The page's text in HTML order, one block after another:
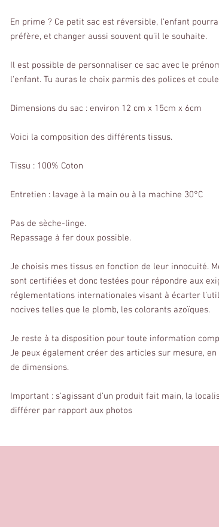
En prime ? Ce petit sac est réversible, l'enfant
préfère, et changer aussi souvent qu'il le souhaite.
Il est possible de personnaliser ce sac avec le
l'enfant. Tu auras le choix parmis des polices et
Dimensions du sac : environ 12 cm x 15cm x 6cm
Voici la composition des différents tissus.
Tissu : 100% Coton
Entretien : lavage à la main ou à la machine 30°C
Pas de sèche-linge.
Repassage à fer doux possible.
Je choisis mes tissus en fonction de leur innocuité.
sont certifiées et donc testées pour répondre aux
réglementations internationales visant à écarter
nocives telles que le plomb, les colorants azoïques.
Je reste à ta disposition pour toute information
Je peux également créer des articles sur mesure,
de dimensions.
Important : s'agissant d'un produit fait main, la
différer par rapport aux photos